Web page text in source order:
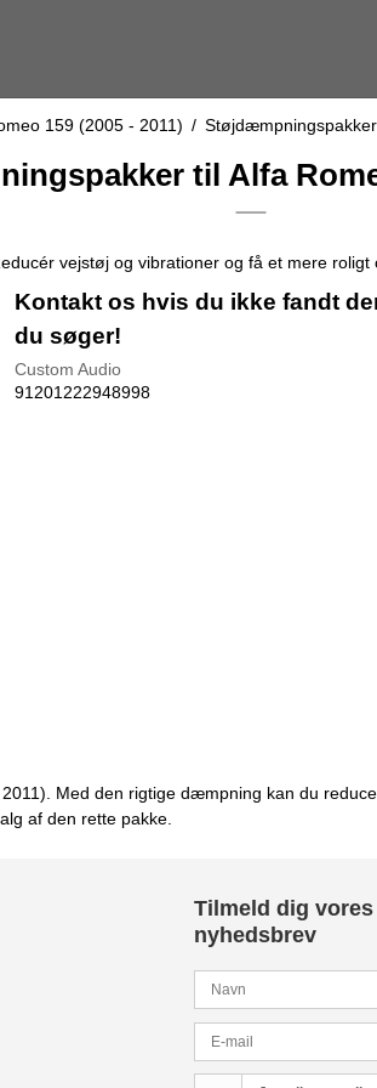
159 (2005 - 2011) /
til Alfa
vejstøj og vibrationer og få et mere roligt
Kontakt os hvis du ikke fandt
du søger!
Custom Audio
91201222948998
Med den rigtige dæmpning kan du
af den rette pakke.
Tilmeld dig vores
nyhedsbrev